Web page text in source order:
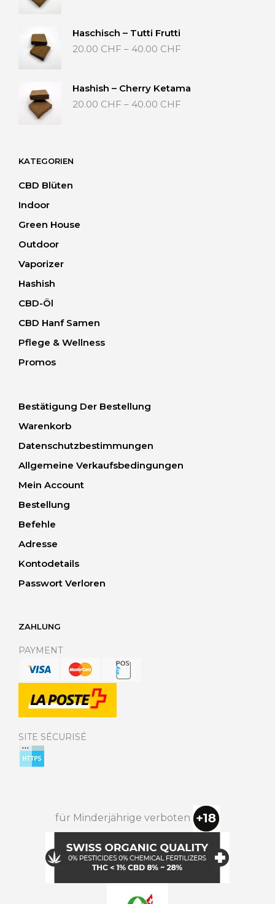
Haschisch – Tutti Frutti
20.00 CHF – 40.00 CHF
Hashish – Cherry Ketama
20.00 CHF – 40.00 CHF
KATEGORIEN
CBD Blüten
Indoor
Green House
Outdoor
Vaporizer
Hashish
CBD-Öl
CBD Hanf Samen
Pflege & Wellness
Promos
Bestätigung Der Bestellung
Warenkorb
Datenschutzbestimmungen
Allgemeine Verkaufsbedingungen
Mein Account
Bestellung
Befehle
Adresse
Kontodetails
Passwort Verloren
ZAHLUNG
PAYMENT
SITE SÉCURISÉ
für Minderjährige verboten